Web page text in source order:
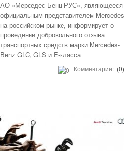
АО «Мерседес-Бенц РУС», являющееся
официальным представителем Mercedes
на российском рынке, информирует о
проведении добровольного отзыва
транспортных средств марки Mercedes-
Benz GLC, GLS и E-класса
Комментарии: (0)